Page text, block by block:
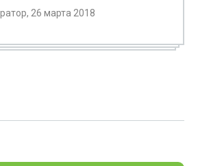
26 марта 2018